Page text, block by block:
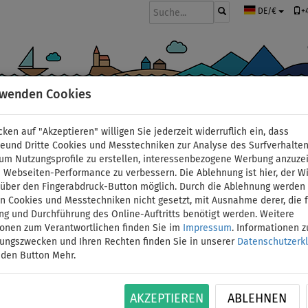
Cookies
auf "Akzeptieren" willigen Sie jederzeit widerruflich ein, dass
Dritte Cookies und Messtechniken zur Analyse des
Nutzungsprofile zu erstellen, interessenbezogene Werbung
Webseiten-Performance zu verbessern. Die Ablehnung ist hier, der
den Fingerabdruck-Button möglich. Durch die Ablehnung werden
Cookies und Messtechniken nicht gesetzt, mit Ausnahme derer, die
und Durchführung des Online-Auftritts benötigt werden. Weitere
zum Verantwortlichen finden Sie im
Impressum. Informationen
und Ihren Rechten finden Sie in unserer
Button Mehr.
AKZEPTIEREN ABLEHNEN
DE/€
>2 Personen
Tube SPINERA
Bananenboot 2
Dieses Bananenboot ist für höchste
einer Nylonhülle umschlossen, die Zugöse ist